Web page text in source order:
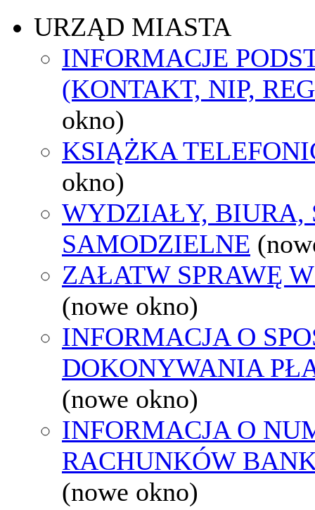
URZĄD MIASTA
INFORMACJE
(KONTAKT, NIP,
okno)
KSIĄŻKA
okno)
WYDZIAŁY, BIURA,
SAMODZIELNE
ZAŁATW SPRAWĘ
(nowe okno)
INFORMACJA O
DOKONYWANIA
(nowe okno)
INFORMACJA O
RACHUNKÓW
(nowe okno)